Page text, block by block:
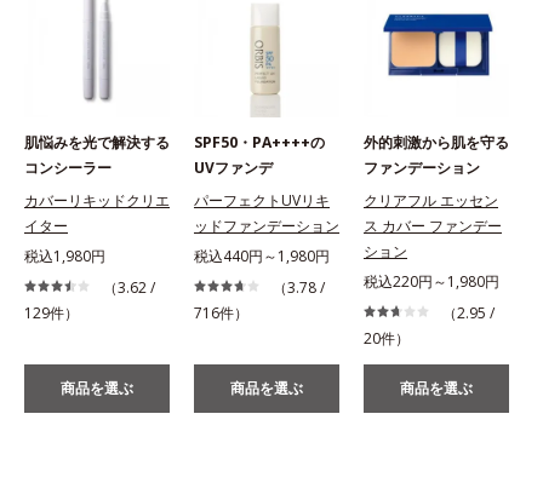
肌悩みを光で解決する
コンシーラー
カバーリキッドクリエ
イター
税込1,980円
（3.62 /
129件）
商品を選ぶ
SPF50・PA++++の
UVファンデ
パーフェクトUVリキ
ッドファンデーション
税込440円～1,980円
（3.78 /
716件）
商品を選ぶ
外的刺激から肌を守る
ファンデーション
クリアフル エッセン
ス カバー ファンデー
ション
税込220円～1,980円
（2.95 /
20件）
商品を選ぶ